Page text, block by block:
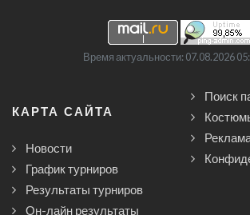
Время актуальности: 07.08.2026
КАРТА САЙТА
Новости
График турниров
Результаты турниров
Он-лайн результаты
Поиск